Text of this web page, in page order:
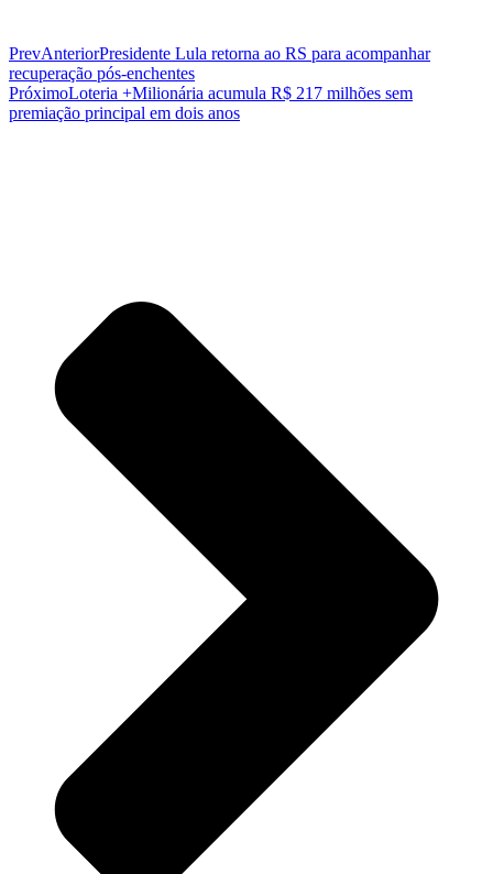
PrevAnteriorPresidente Lula retorna ao RS para acompanhar
recuperação pós-enchentes
PróximoLoteria +Milionária acumula R$ 217 milhões sem
premiação principal em dois anos